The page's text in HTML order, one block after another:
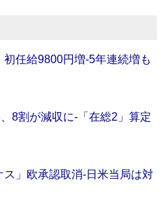
初任給9800円増‐5年連続増も
8割が減収に‐「在総2」算定
ス」欧承認取消‐日米当局は対